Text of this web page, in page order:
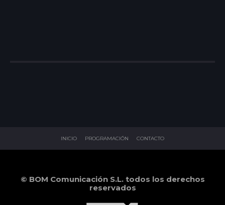
INICIO PROGRAMACIÓN CONTACTO
© BOM Comunicación S.L. todos los derechos
reservados